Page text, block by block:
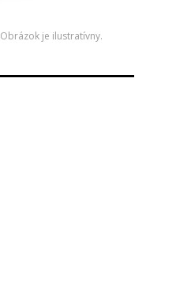
Obrázok je ilustratívny.